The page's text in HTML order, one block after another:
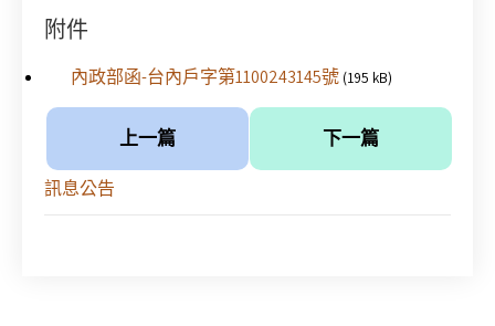
附件
內政部函-台內戶字第1100243145號 (195 kB)
上一篇 下一篇
訊息公告